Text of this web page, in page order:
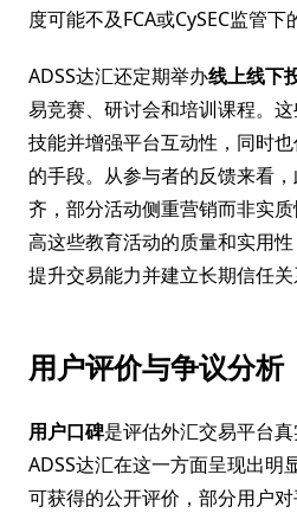
度可能不及FCA或CySEC监管下
ADSS达汇还定期举办线上线下
易竞赛、研讨会和培训课程。
技能并增强平台互动性，同时
的手段。从参与者的反馈来看
齐，部分活动侧重营销而非实
高这些教育活动的质量和实用
提升交易能力并建立长期信任关
用户评价与争议分析
用户口碑是评估外汇交易平台
ADSS达汇在这一方面呈现出明
可获得的公开评价，部分用户